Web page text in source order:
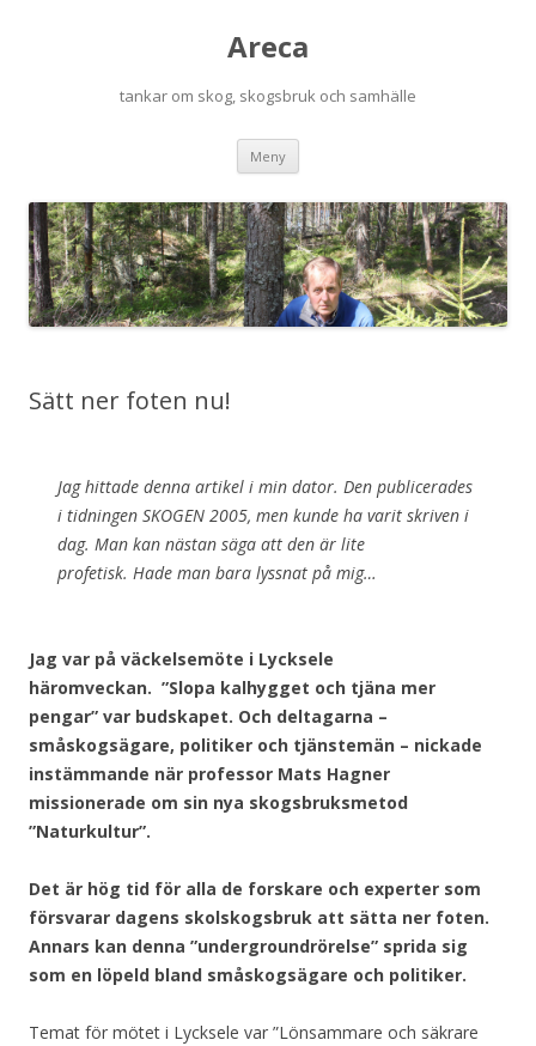
Areca
tankar om skog, skogsbruk och samhälle
Meny
Sätt ner foten nu!
Jag hittade denna artikel i min dator. Den publicerades
i tidningen SKOGEN 2005, men kunde ha varit skriven i
dag. Man kan nästan säga att den är lite
profetisk. Hade man bara lyssnat på mig…
Jag var på väckelsemöte i Lycksele
häromveckan. ”Slopa kalhygget och tjäna mer
pengar” var budskapet. Och deltagarna –
småskogsägare, politiker och tjänstemän – nickade
instämmande när professor Mats Hagner
missionerade om sin nya skogsbruksmetod
”Naturkultur”.
Det är hög tid för alla de forskare och experter som
försvarar dagens skolskogsbruk att sätta ner foten.
Annars kan denna ”undergroundrörelse” sprida sig
som en löpeld bland småskogsägare och politiker.
Temat för mötet i Lycksele var ”Lönsammare och säkrare